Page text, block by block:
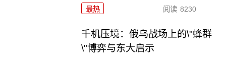
最热 阅读 8230
千机压境：俄乌战场上的\"蜂群
\"博弈与东大启示